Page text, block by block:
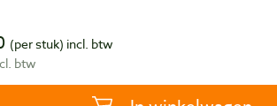
(per stuk) incl. btw
btw